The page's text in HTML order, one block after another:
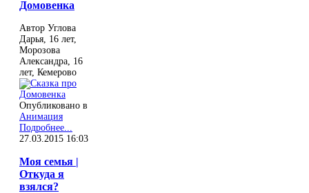
Домовенка
Автор Углова
Дарья, 16 лет,
Морозова
Александра, 16
лет, Кемерово
Опубликовано в
Анимация
Подробнее...
27.03.2015 16:03
Моя семья |
Откуда я
взялся?